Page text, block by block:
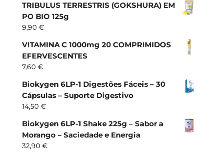
TRIBULUS TERRESTRIS (GOKSHURA) EM
PO BIO 125g
9,90 €
VITAMINA C 1000mg 20 COMPRIMIDOS
EFERVESCENTES
7,60 €
Biokygen 6LP-1 Digestões Fáceis – 30
Cápsulas – Suporte Digestivo
14,50 €
Biokygen 6LP-1 Shake 225g – Sabor a
Morango – Saciedade e Energia
32,90 €